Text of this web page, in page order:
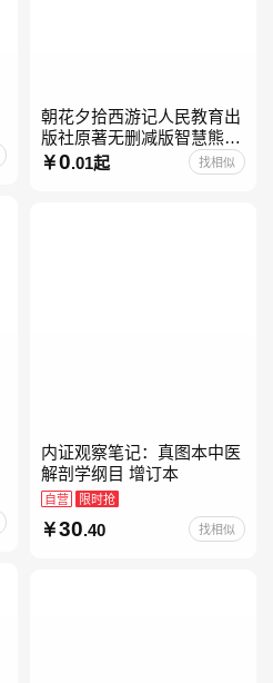
朝花夕拾西游记人民教育出
版社原著无删减版智慧熊升
级版七年级必读书目初一上
册人民文学出版社人教版当
0.01起 找相似
内证观察笔记：真图本中医
解剖学纲目 增订本
自营 限时抢
30.40 找相似